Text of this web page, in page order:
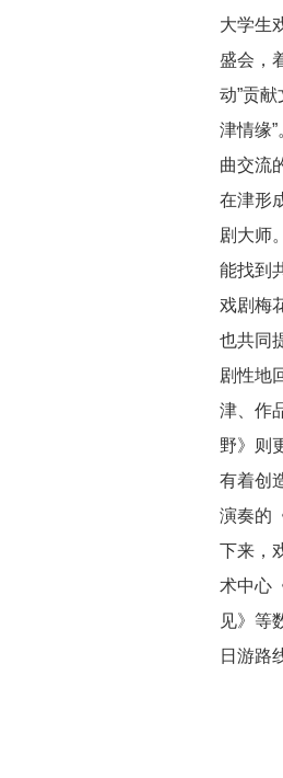
大学生
盛会，
动”贡
津情缘
曲交流
在津形
剧大师
能找到
戏剧梅
也共同
剧性地
津、作
野》则
有着创
演奏的
下来，
术中心
见》等
日游路